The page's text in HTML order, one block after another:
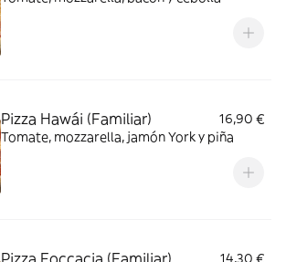
Pizza Hawái (Familiar)
16,90 €
Tomate, mozzarella, jamón York y piña
Pizza Foccacia (Familiar)
14,30 €